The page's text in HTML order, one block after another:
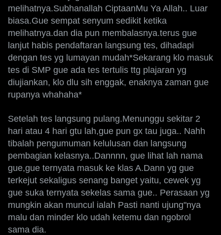
melihatnya.Subhanallah CiptaanMu Ya Allah.. Luar
biasa.Gue sempat senyum sedikit ketika
melihatnya.dan dia pun membalasnya.terus gue
lanjut habis pendaftaran langsung tes, dihadapi
dengan tes yg lumayan mudah*Sekarang klo masuk
tes di SMP gue ada tes tertulis ttg plajaran yg
diujiankan, klo dlu sih enggak, enaknya zaman gue
rupanya whahaha*
Setelah tes langsung pulang.Menunggu sekitar 2
hari atau 4 hari gtu lah,gue pun gx tau juga.. Nahh
tibalah pengumuman kelulusan dan langsung
pembagian kelasnya..Dannnn, gue lihat lah nama
gue,gue ternyata masuk ke klas A.Dann yg gue
terkejut sekaligus senang banget yaitu, cewek yg
gue suka ternyata sekelas sama gue.. Perasaan yg
mungkin akan muncul ialah Pasti nanti ujung"nya
malu dan minder klo udah ketemu dan ngobrol
sama dia.